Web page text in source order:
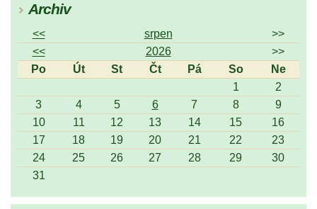
Archiv
<< srpen
>>
<<
2026
>>
Po
Út St Čt Pá So
Ne
1
2
3
4 5 6 7 8
9
10
11 12 13 14 15
16
17
18 19 20 21 22
23
24
25 26 27 28 29
30
31